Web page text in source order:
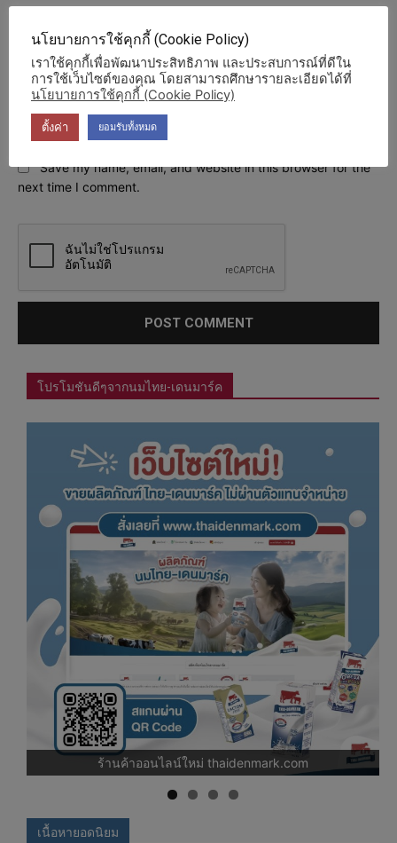
Save my name, email, and website in this browser for the
next time I comment.
โปรโมชันดีๆจากนมไทย-เดนมาร์ค
ร้านค้าออนไลน์ใหม่ thaidenmark.com
เนื้อหายอดนิยม
นโยบายการใช้คุกกี้ (Cookie Policy)
เราใช้คุกกี้เพื่อพัฒนาประสิทธิภาพ และประสบการณ์ที่ดีใน
การใช้เว็บไซต์ของคุณ โดยสามารถศึกษารายละเอียดได้ที่
นโยบายการใช้คุกกี้ (Cookie Policy)
ตั้งค่า ยอมรับทั้งหมด